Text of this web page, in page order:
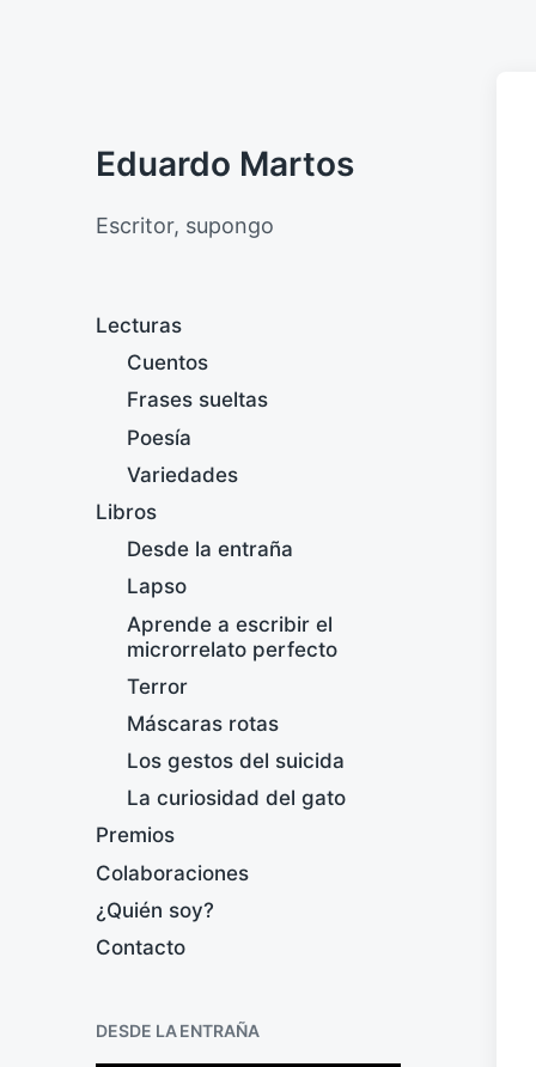
Eduardo Martos
Escritor, supongo
Lecturas
Cuentos
Frases sueltas
Poesía
Variedades
Libros
Desde la entraña
Lapso
Aprende a escribir el
microrrelato perfecto
Terror
Máscaras rotas
Los gestos del suicida
La curiosidad del gato
Premios
Colaboraciones
¿Quién soy?
Contacto
DESDE LA ENTRAÑA